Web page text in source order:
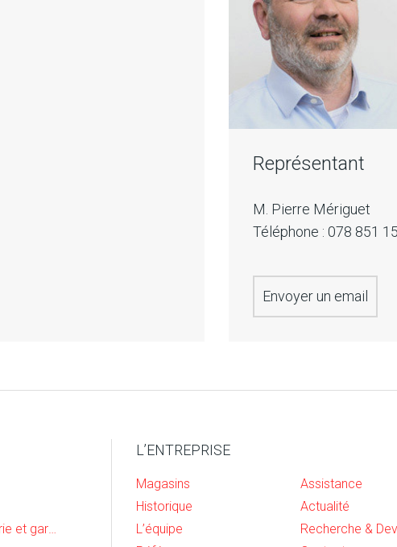
Représentant
M. Pierre Mériguet
Téléphone : 078 851
Envoyer un email
Cave, buanderie et garage
L’ENTREPRISE
Magasins
Assistance
Historique
Actualité
L’équipe